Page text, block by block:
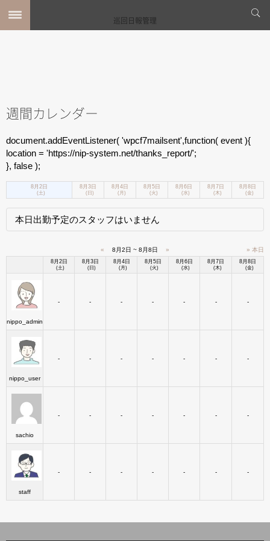
巡回日報管理
週間カレンダー
document.addEventListener( 'wpcf7mailsent',function( event ){
location = 'https://nip-system.net/thanks_report/';
}, false );
8月2日
(土)
8月3日
(日)
8月4日
(月)
8月5日
(火)
8月6日
(水)
8月7日
(木)
8月8日
(金)
本日出勤予定のスタッフはいません
« 8月2日 ~ 8月8日 » » 本日
8月2日
(土)
8月3日
(日)
8月4日
(月)
8月5日
(火)
8月6日
(水)
8月7日
(木)
8月8日
(金)
nippo_admin
- - - - - - -
nippo_user
- - - - - - -
sachio
- - - - - - -
staff
- - - - - - -